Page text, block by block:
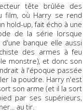
tête brûlée des
film, où Harry se rend
hold-up, fait écho à une
de la série lorsque
banque elle aussi
des armes à feu
monstre), et donc son
à l'époque passée
la poudre. Harry n'est
son arme (et il la sort
par ses supérieurs,
au tir.